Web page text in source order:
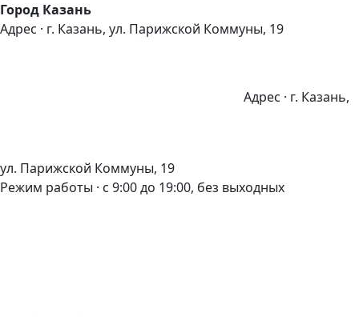
Город Казань
Адрес · г. Казань, ул. Парижской Коммуны, 19
Адрес · г. Казань,
ул. Парижской Коммуны, 19
Режим работы · с 9:00 до 19:00, без выходных